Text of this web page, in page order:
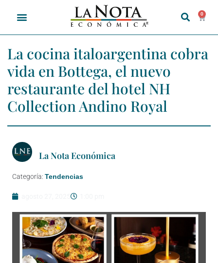
0
La cocina italoargentina cobra
vida en Bottega, el nuevo
restaurante del hotel NH
Collection Andino Royal
La Nota Económica
Categoría: Tendencias